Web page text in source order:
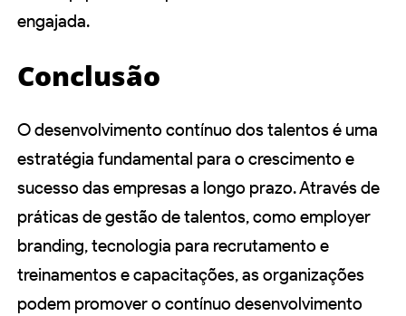
engajada.
Conclusão
O desenvolvimento contínuo dos talentos é uma
estratégia fundamental para o crescimento e
sucesso das empresas a longo prazo. Através de
práticas de gestão de talentos, como employer
branding, tecnologia para recrutamento e
treinamentos e capacitações, as organizações
podem promover o contínuo desenvolvimento